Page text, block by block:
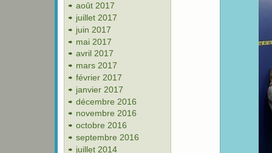
août 2017
juillet 2017
juin 2017
mai 2017
avril 2017
mars 2017
février 2017
janvier 2017
décembre 2016
novembre 2016
octobre 2016
septembre 2016
juillet 2014